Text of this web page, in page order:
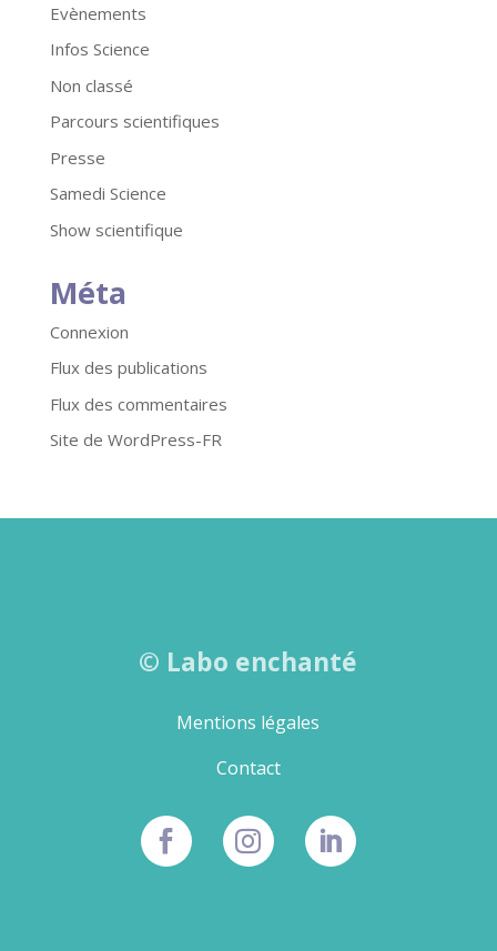
Evènements
Infos Science
Non classé
Parcours scientifiques
Presse
Samedi Science
Show scientifique
Méta
Connexion
Flux des publications
Flux des commentaires
Site de WordPress-FR
© Labo enchanté
Mentions légales
Contact